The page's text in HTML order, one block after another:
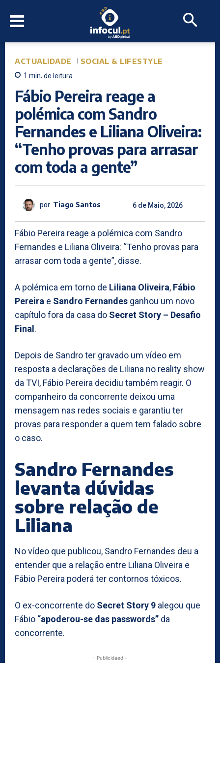
ACTUALIDADE SOCIAL & LIFESTYLE
1 min. de leitura
Fábio Pereira reage a
polémica com Sandro
Fernandes e Liliana Oliveira:
“Tenho provas para arrasar
com toda a gente”
por Tiago Santos 6 de Maio, 2026
Fábio Pereira reage a polémica com Sandro
Fernandes e Liliana Oliveira: “Tenho provas para
arrasar com toda a gente”, disse.
A polémica em torno de Liliana Oliveira, Fábio
Pereira e Sandro Fernandes ganhou um novo
capítulo fora da casa do Secret Story – Desafio
Final .
Depois de Sandro ter gravado um vídeo em
resposta a declarações de Liliana no reality show
da TVI, Fábio Pereira decidiu também reagir. O
companheiro da concorrente deixou uma
mensagem nas redes sociais e garantiu ter
provas para responder a quem tem falado sobre
o caso.
Sandro Fernandes
levanta dúvidas
sobre relação de
Liliana
No vídeo que publicou, Sandro Fernandes deu a
entender que a relação entre Liliana Oliveira e
Fábio Pereira poderá ter contornos tóxicos.
O ex-concorrente do Secret Story 9 alegou que
Fábio “apoderou-se das passwords” da
concorrente.
- Publicidaed -